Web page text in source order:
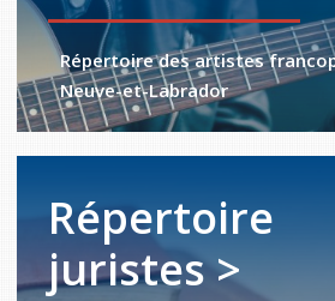
Répertoire des artistes
Neuve-et-Labrador
Répertoire
juristes >